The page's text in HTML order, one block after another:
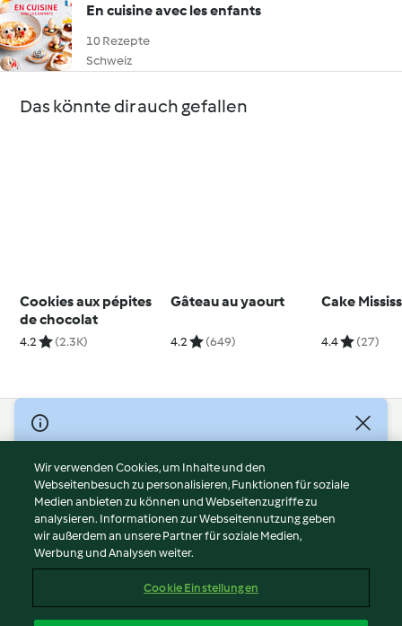
En cuisine avec les enfants
10 Rezepte
Schweiz
Das könnte dir auch gefallen
Cookies aux pépites
de chocolat
4.2 (2.3K)
Gâteau au yaourt
4.2 (649)
Cake
4.4 (27)
© Copyright 2026
Nutzungsbedingungen
Datenschutzrichtlinien
Disclaimer
Impressum
Cookies
Abo kündigen
Wir verwenden Cookies, um Inhalte und den
Webseitenbesuch zu personalisieren, Funktionen für soziale
Medien anbieten zu können und Webseitenzugriffe zu
analysieren. Informationen zur Webseitennutzung geben
wir außerdem an unsere Partner für soziale Medien,
Werbung und Analysen weiter.
Cookie Einstellungen